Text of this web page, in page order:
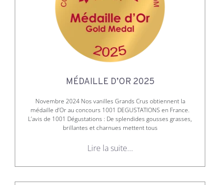
MÉDAILLE D’OR 2025
Novembre 2024 Nos vanilles Grands Crus obtiennent la
médaille d’Or au concours 1001 DEGUSTATIONS en France.
L’avis de 1001 Dégustations : De splendides gousses grasses,
brillantes et charnues mettent tous
Lire la suite...